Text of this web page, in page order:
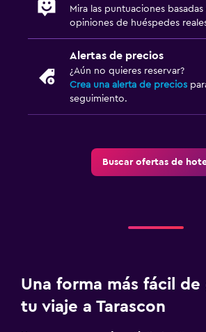
Mira las puntuaciones
opiniones de huéspedes
Alertas de precios
¿Aún no quieres reservar?
Crea una alerta de precios
seguimiento.
Buscar ofertas de
Una forma más fácil
tu viaje a Tarascon